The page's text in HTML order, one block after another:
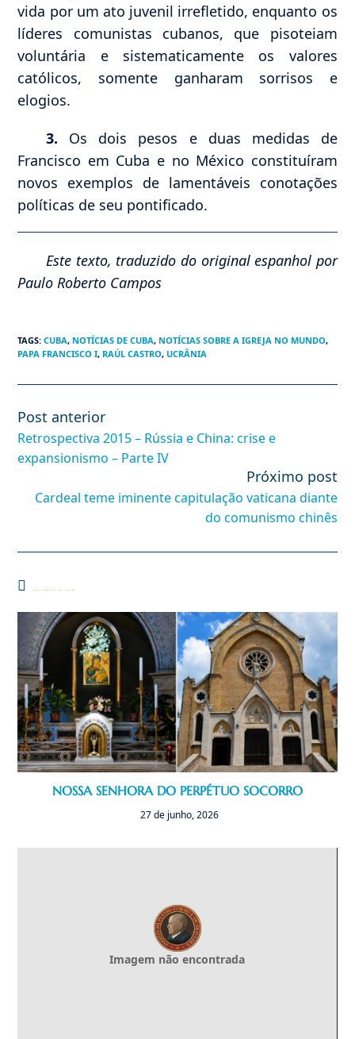
vida por um ato juvenil irrefletido, enquanto os
líderes comunistas cubanos, que pisoteiam
voluntária e sistematicamente os valores
católicos, somente ganharam sorrisos e
elogios.
3. Os dois pesos e duas medidas de
Francisco em Cuba e no México constituíram
novos exemplos de lamentáveis conotações
políticas de seu pontificado.
Este texto, traduzido do original espanhol por
Paulo Roberto Campos
TAGS:CUBA, NOTÍCIAS DE CUBA, NOTÍCIAS SOBRE A IGREJA NO MUNDO,
PAPA FRANCISCO I, RAÚL CASTRO, UCRÂNIA
Leia
mais
artigos
Post anterior
Retrospectiva 2015 – Rússia e China: crise e
expansionismo – Parte IV
Próximo post
Cardeal teme iminente capitulação vaticana diante
do comunismo chinês
Você também pode gostar
NOSSA SENHORA DO PERPÉTUO SOCORRO
27 de junho, 2026
Imagem não encontrada